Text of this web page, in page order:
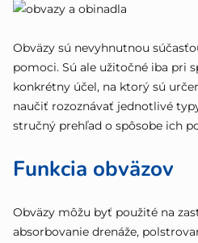
Obväzy sú nevyhnutnou
pomoci. Sú ale užitočné iba pri
konkrétny účel, na ktorý sú
naučiť rozoznávať jednotlivé
stručný prehľad o spôsobe ich
Funkcia obväzov
Obväzy môžu byť použité na
absorbovanie drenáže,